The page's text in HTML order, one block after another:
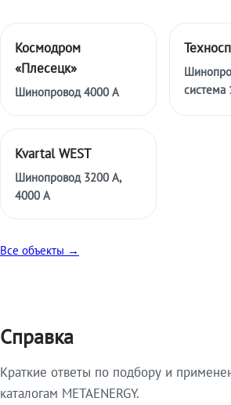
Космодром
«Плесецк»
Шинопровод 4000 А
Kvartal WEST
Шинопровод 3200 А,
4000 А
Все объекты →
Справка
Краткие ответы по подбору и
каталогам METAENERGY.